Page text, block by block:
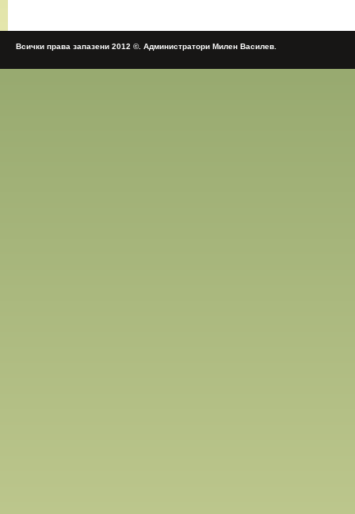
Всички права запазени 2012 ©. Администратори Милен Василев.